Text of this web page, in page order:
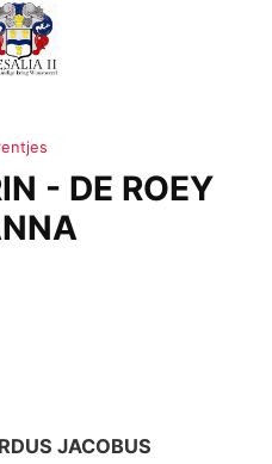
- DE ROEY
JACOBUS